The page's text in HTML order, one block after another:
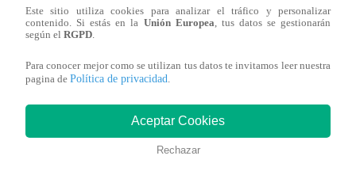
desastre de Áncash, explicó que la acción
humana es la que ha provocado los
de altas temperaturas.“Hemos solicitado
el apoyo de aeronaves del Ministerio
de Defensa, pero está en trámite. Ya
tenemos las coordinaciones, solamente
Este sitio utiliza cookies para analizar el tráfico y personalizar
contenido. Si estás en la Unión Europea, tus datos se gestionarán
según el RGPD.
Para conocer mejor como se utilizan tus datos te invitamos leer nuestra
pagina de Política de privacidad.
Aceptar Cookies
Rechazar